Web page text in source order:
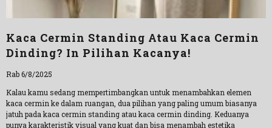
Kaca Cermin Standing Atau Kaca Cermin
Dinding? In Pilihan Kacanya!
Rab 6/8/2025
Kalau kamu sedang mempertimbangkan untuk menambahkan elemen
kaca cermin ke dalam ruangan, dua pilihan yang paling umum biasanya
jatuh pada kaca cermin standing atau kaca cermin dinding. Keduanya
punya karakteristik visual yang kuat dan bisa menambah estetika